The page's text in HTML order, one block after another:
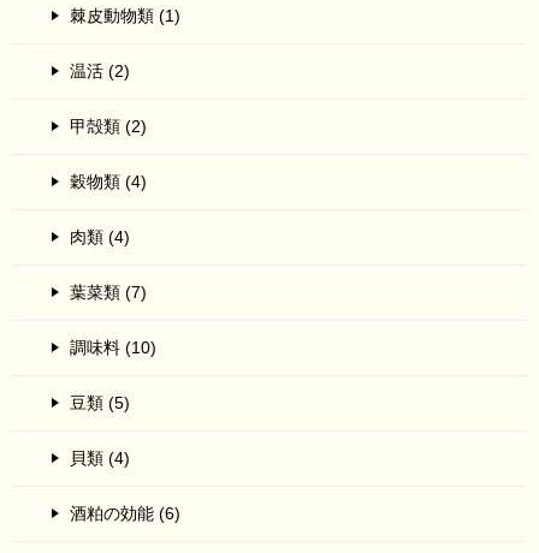
棘皮動物類 (1)
温活 (2)
甲殻類 (2)
穀物類 (4)
肉類 (4)
葉菜類 (7)
調味料 (10)
豆類 (5)
貝類 (4)
酒粕の効能 (6)